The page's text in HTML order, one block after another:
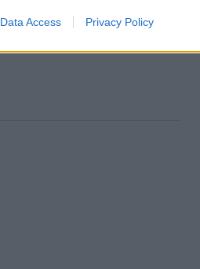
Data Access Privacy Policy